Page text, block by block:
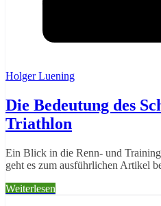
Holger Luening
Die Bedeutung des
Triathlon
Ein Blick in die Renn- und
geht es zum ausführlichen Artikel
Weiterlesen